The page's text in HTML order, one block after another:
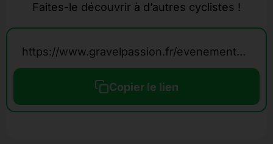
Faites-le découvrir à d’autres cyclistes !
https://www.gravelpassion.fr/evenements-calendrier-gravel/graaalps/
Copier le lien